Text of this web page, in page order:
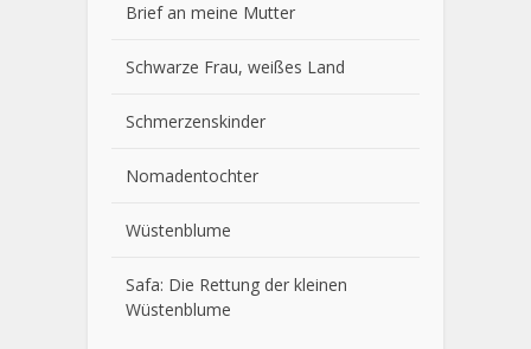
Brief an meine Mutter
Schwarze Frau, weißes Land
Schmerzenskinder
Nomadentochter
Wüstenblume
Safa: Die Rettung der kleinen
Wüstenblume